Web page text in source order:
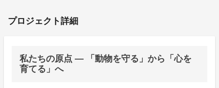
プロジェクト詳細
私たちの原点 ― 「動物を守る」から「心を
育てる」へ